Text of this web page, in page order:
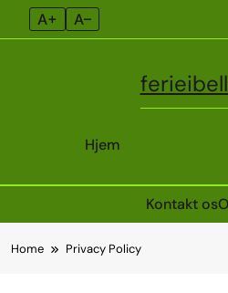
A+ A–
Hjem
Kontakt os
toHome Privacy Policy